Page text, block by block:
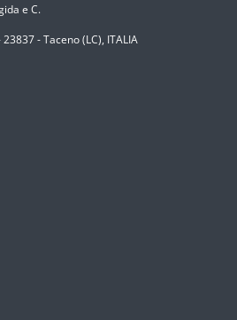
e C.
- Taceno (LC), ITALIA